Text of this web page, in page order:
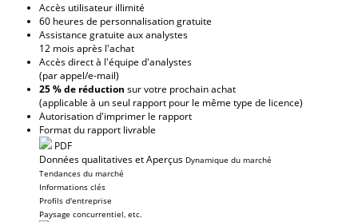
Accès utilisateur illimité
60 heures de personnalisation gratuite
Assistance gratuite aux analystes
12 mois après l'achat
Accès direct à l'équipe d'analystes
(par appel/e-mail)
25 % de réduction sur votre prochain achat
(applicable à un seul rapport pour le même type de licence)
Autorisation d'imprimer le rapport
Format du rapport livrable
PDF
Données qualitatives et Aperçus Dynamique du marché
Tendances du marché
Informations clés
Profils d'entreprise
Paysage concurrentiel, etc.